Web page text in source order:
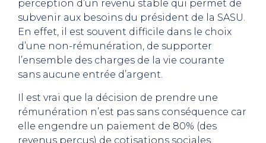
perception d’un revenu stable qui permet de
subvenir aux besoins du président de la SASU.
En effet, il est souvent difficile dans le choix
d’une non-rémunération, de supporter
l’ensemble des charges de la vie courante
sans aucune entrée d’argent.
Il est vrai que la décision de prendre une
rémunération n’est pas sans conséquence car
elle engendre un paiement de 80% (des
revenus perçus) de cotisations sociales.